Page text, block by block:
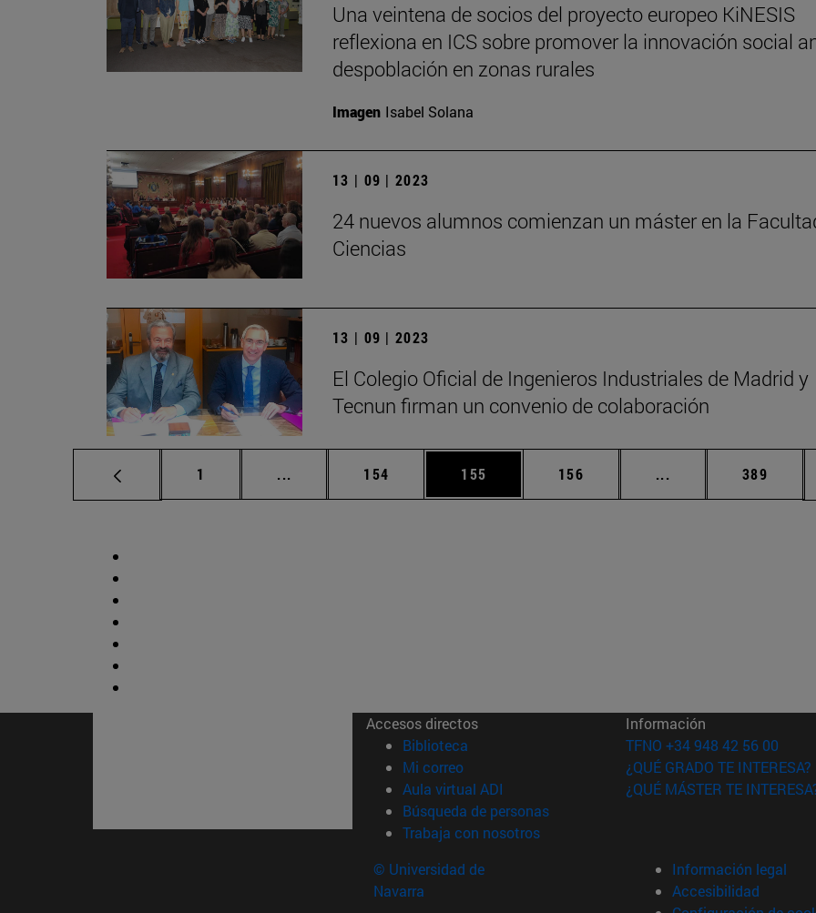
Una veintena de socios del proyecto europeo KiNESIS
reflexiona en ICS sobre promover la innovación social
despoblación en zonas rurales
Imagen Isabel Solana
13 | 09 | 2023
24 nuevos alumnos comienzan un máster en la
Ciencias
13 | 09 | 2023
El Colegio Oficial de Ingenieros Industriales de Madrid y
Tecnun firman un convenio de colaboración
Página
1 ... Páginas intermedias Use TAB para desplazarse.
Página
154 Página
155 Página
156 ... Páginas Página
389
Accesos directos
Biblioteca (abre en nueva ventana)
Mi correo(abre en nueva ventana)
Aula virtual ADI (abre en nueva ventana)
Búsqueda de personas(abre en nueva ventana)
Trabaja con nosotros(abre en nueva ventana)
Información
TFNO +34 948 42 56 00
¿QUÉ GRADO TE INTERESA?
¿QUÉ MÁSTER TE
© Universidad de
Navarra
Información legal
Accesibilidad